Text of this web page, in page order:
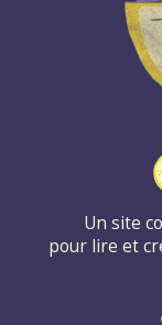
Un site
pour lire et